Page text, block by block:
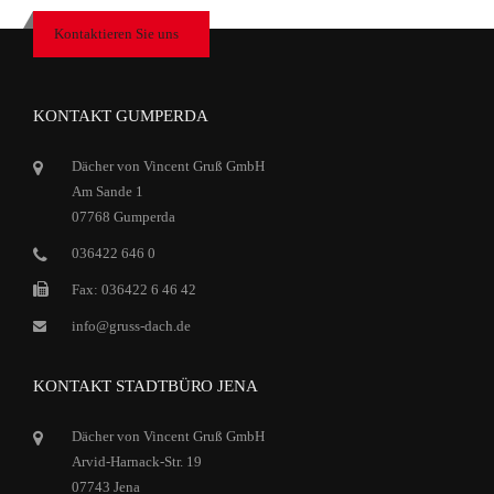
Kontaktieren Sie uns
KONTAKT GUMPERDA
Dächer von Vincent Gruß GmbH
Am Sande 1
07768 Gumperda
036422 646 0
Fax: 036422 6 46 42
info@gruss-dach.de
KONTAKT STADTBÜRO JENA
Dächer von Vincent Gruß GmbH
Arvid-Harnack-Str. 19
07743 Jena